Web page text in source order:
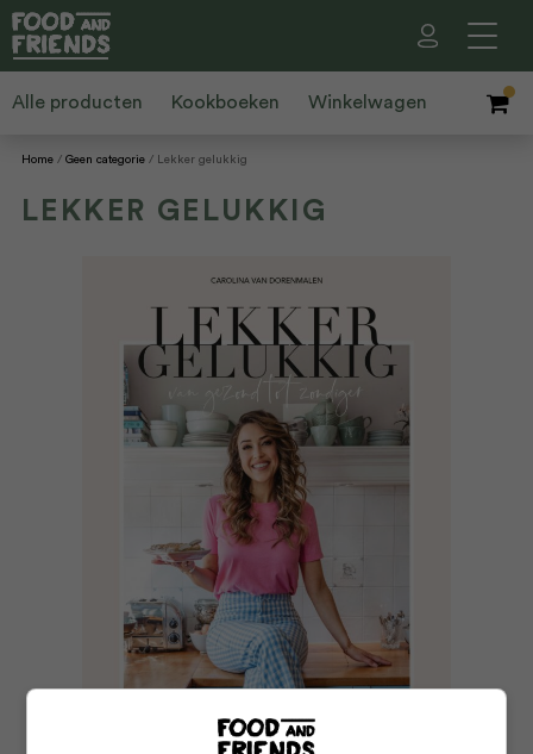
Alle producten Kookboeken Winkelwagen
Home Geen categorie Lekker gelukkig
LEKKER GELUKKIG